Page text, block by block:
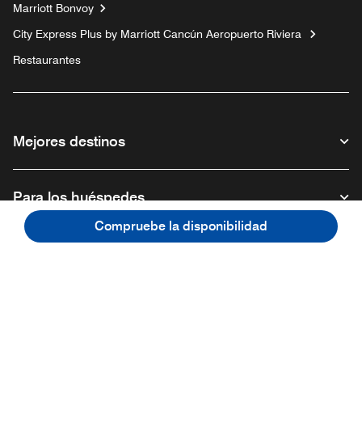
Compruebe la disponibilidad
Marriott Bonvoy
City Express Plus by Marriott Cancún Aeropuerto Riviera
Restaurantes
Mejores destinos
Para los huéspedes